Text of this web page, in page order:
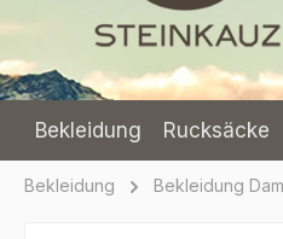
Bekleidung Rucksäcke
Bekleidung Bekleidung